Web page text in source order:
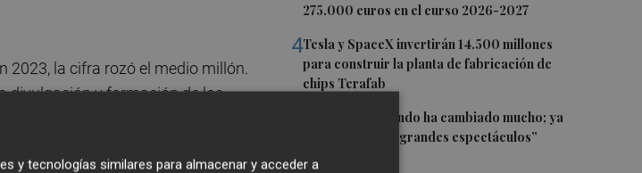
275.000 euros en el curso 2026-2027
4Tesla y SpaceX invertirán 14.500 millones
para construir la planta de fabricación de
chips Terafab
Sol Picó: “El mundo ha cambiado mucho; ya
no es tiempo de grandes espectáculos”
2023, la cifra rozó el medio millón.
divulgación y formación de los
del ámbito tradicional del baño y,
empresas y profesionales,
desde Porcelanosa Grupo.
y tecnologías similares para almacenar y acceder a